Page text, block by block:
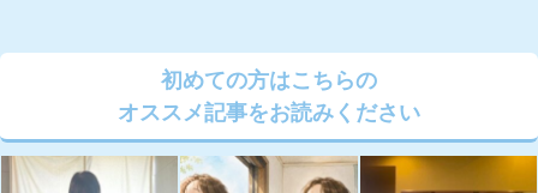
初めての方はこちらの
オススメ記事をお読みください